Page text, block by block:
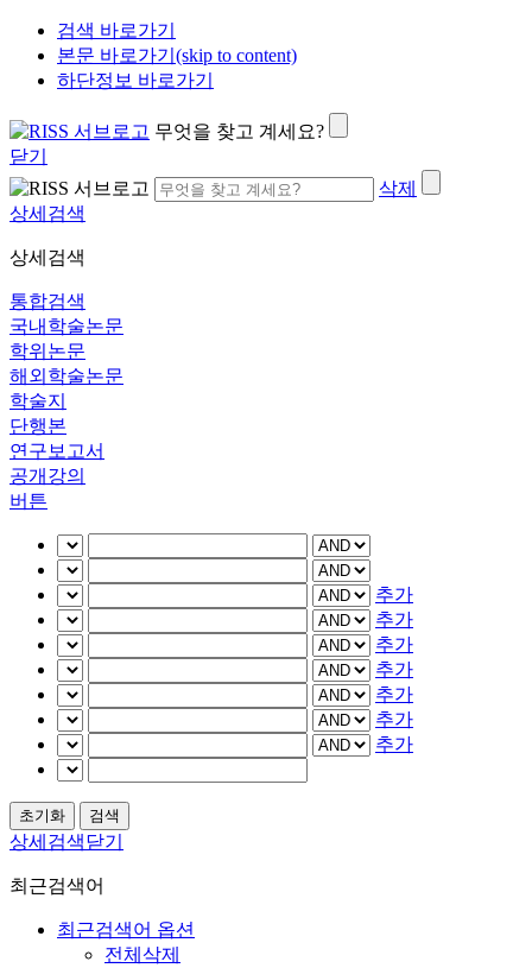
검색 바로가기
본문 바로가기(skip to content)
하단정보 바로가기
무엇을 찾고 계세요?
닫기
삭제
상세검색
상세검색
통합검색
국내학술논문
학위논문
해외학술논문
학술지
단행본
연구보고서
공개강의
버튼
추가
추가
추가
추가
추가
추가
추가
상세검색닫기
최근검색어
최근검색어 옵션
전체삭제